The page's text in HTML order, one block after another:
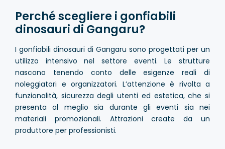
Perché scegliere i gonfiabili
dinosauri di Gangaru?
I gonfiabili dinosauri di Gangaru sono progettati per un
utilizzo intensivo nel settore eventi. Le strutture
nascono tenendo conto delle esigenze reali di
noleggiatori e organizzatori. L’attenzione è rivolta a
funzionalità, sicurezza degli utenti ed estetica, che si
presenta al meglio sia durante gli eventi sia nei
materiali promozionali. Attrazioni create da un
produttore per professionisti.